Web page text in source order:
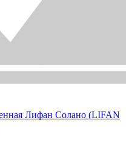
Лифан Солано (LIFAN